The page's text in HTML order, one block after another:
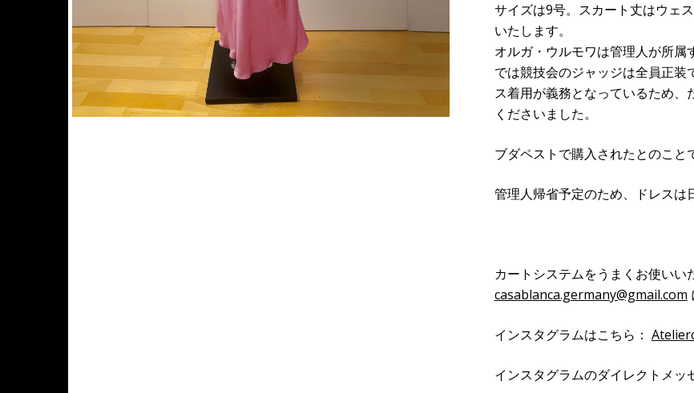
サイズは9号。スカート丈はウェ
いたします。
オルガ・ウルモワは管理人が所
では競技会のジャッジは全員正
ス着用が義務となっているため
くださいました。
ブダペストで購入されたとのこと
管理人帰省予定のため、ドレスは
カートシステムをうまくお使い
casablanca.germany@gmail.com
インスタグラムはこちら：
インスタグラムのダイレクトメッ